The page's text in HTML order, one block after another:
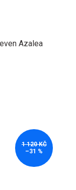
Azalea
1 120 KČ
–31 %